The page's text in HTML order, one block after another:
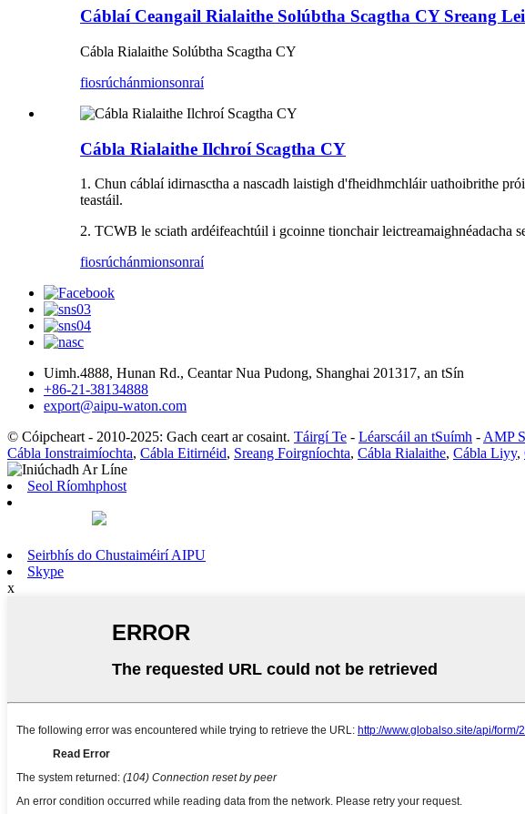
Cáblaí Ceangail Rialaithe Solúbtha Scagtha CY Sreang
Cábla Rialaithe Solúbtha Scagtha CY
fiosrúchánmionsonraí
Cábla Rialaithe Ilchroí Scagtha CY
1. Chun cáblaí idirnasctha a nascadh laistigh d'fheidhmchláir uathoibrithe
teastáil.
2. TCWB le sciath ardéifeachtúil i gcoinne tionchair leictreamaighnéadacha
fiosrúchánmionsonraí
Uimh.4888, Hunan Rd., Ceantar Nua Pudong, Shanghai 201317, an tSín
+86-21-38134888
export@aipu-waton.com
© Cóipcheart - 2010-2025: Gach ceart ar cosaint. Táirgí Te - Léarscáil an tSuímh - AMP
Cábla Ionstraimíochta, Cábla Eitirnéid, Sreang Foirgníochta, Cábla Rialaithe, Cábla Liyy,
Seol Ríomhphost
Seirbhís do Chustaiméirí AIPU
Skype
x